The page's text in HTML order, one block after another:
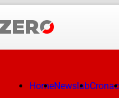
HomeNewslab